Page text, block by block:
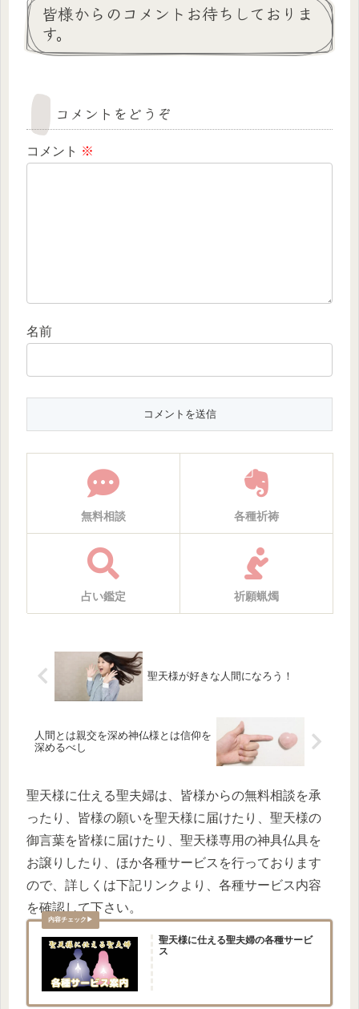
皆様からのコメントお待ちしておりま
す。
コメントをどうぞ
コメント ※
名前
無料相談 各種祈祷
占い鑑定 祈願蝋燭
聖天様が好きな人間になろう！
人間とは親交を深め神仏様とは信仰を
深めるべし
聖天様に仕える聖夫婦は、皆様からの無料相談を承
ったり、皆様の願いを聖天様に届けたり、聖天様の
御言葉を皆様に届けたり、聖天様専用の神具仏具を
お譲りしたり、ほか各種サービスを行っております
ので、詳しくは下記リンクより、各種サービス内容
を確認して下さい。
聖天様に仕える聖夫婦の各種サービ
ス